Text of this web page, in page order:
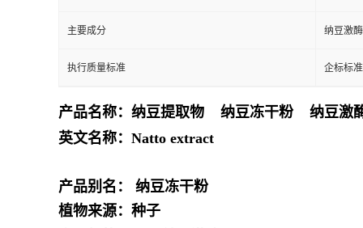
主要成分 纳豆激酶
执行质量标准 企标标准
产品名称： 纳豆提取物 纳豆冻干粉 纳豆激
英文名称： Natto extract
产品别名：
纳豆冻干粉
植物来源：种子